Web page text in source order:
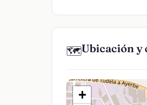
🗺️Ubicación y
+